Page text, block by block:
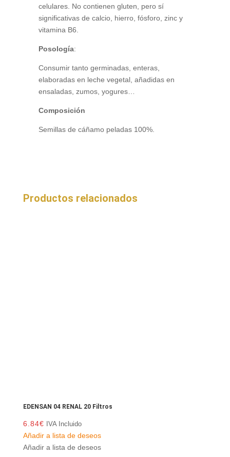
celulares. No contienen gluten, pero sí
significativas de calcio, hierro, fósforo, zinc y
vitamina B6.
Posología:
Consumir tanto germinadas, enteras,
elaboradas en leche vegetal, añadidas en
ensaladas, zumos, yogures…
Composición
Semillas de cáñamo peladas 100%.
Productos relacionados
EDENSAN 04 RENAL 20 Filtros
6.84€ IVA Incluido
Añadir a lista de deseos
Añadir a lista de deseos